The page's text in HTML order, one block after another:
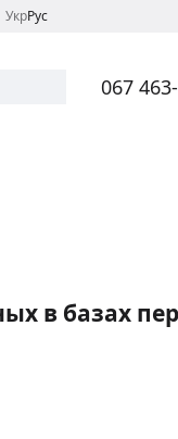
УкрРус
067
в базах